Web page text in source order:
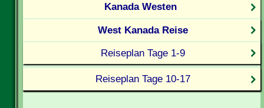
Kanada Westen
West Kanada Reise
Reiseplan Tage 1-9
Reiseplan Tage 10-17